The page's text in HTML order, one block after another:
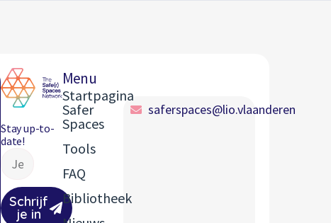
Stay up-to-
date!
Schrijf
je in
Menu
Startpagina
Safer
Spaces
Tools
FAQ
Bibliotheek
saferspaces@lio.vlaanderen